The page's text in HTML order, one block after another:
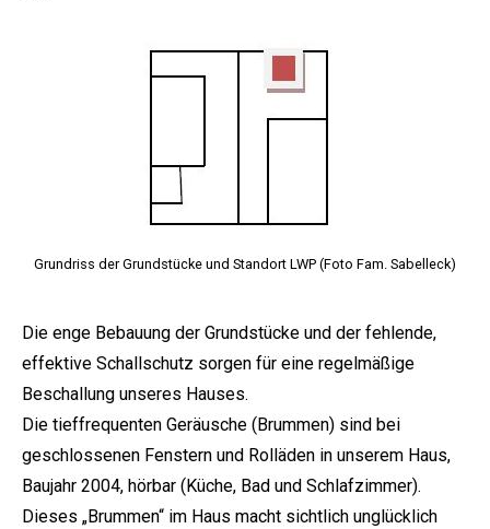
Grundriss der Grundstücke und Standort LWP (Foto Fam. Sabelleck)
Die enge Bebauung der Grundstücke und der fehlende,
effektive Schallschutz sorgen für eine regelmäßige
Beschallung unseres Hauses.
Die tieffrequenten Geräusche (Brummen) sind bei
geschlossenen Fenstern und Rolläden in unserem Haus,
Baujahr 2004, hörbar (Küche, Bad und Schlafzimmer).
Dieses „Brummen“ im Haus macht sichtlich unglücklich